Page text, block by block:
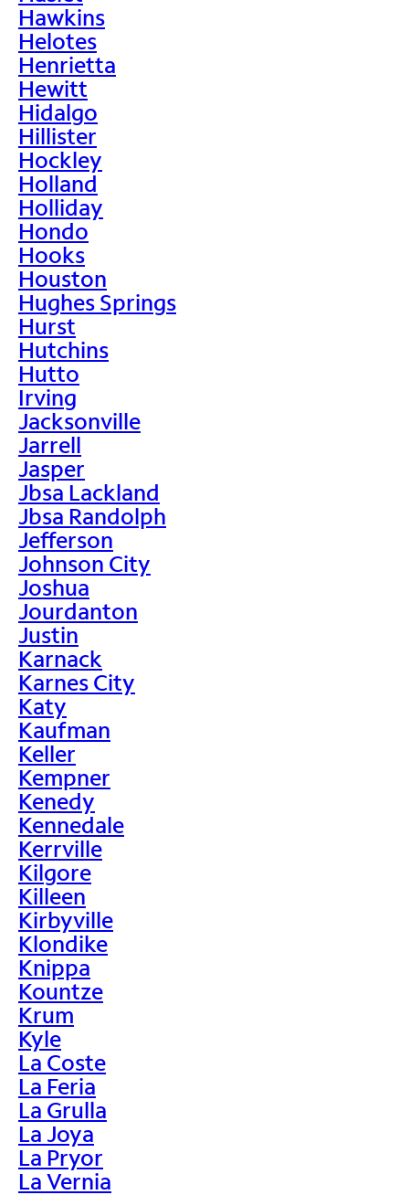
Hawkins
Helotes
Henrietta
Hewitt
Hidalgo
Hillister
Hockley
Holland
Holliday
Hondo
Hooks
Houston
Hughes Springs
Hurst
Hutchins
Hutto
Irving
Jacksonville
Jarrell
Jasper
Jbsa Lackland
Jbsa Randolph
Jefferson
Johnson City
Joshua
Jourdanton
Justin
Karnack
Karnes City
Katy
Kaufman
Keller
Kempner
Kenedy
Kennedale
Kerrville
Kilgore
Killeen
Kirbyville
Klondike
Knippa
Kountze
Krum
Kyle
La Coste
La Feria
La Grulla
La Joya
La Pryor
La Vernia